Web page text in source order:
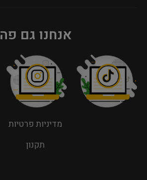
אנחנו גם פה
מדיניות פרטיות
תקנון